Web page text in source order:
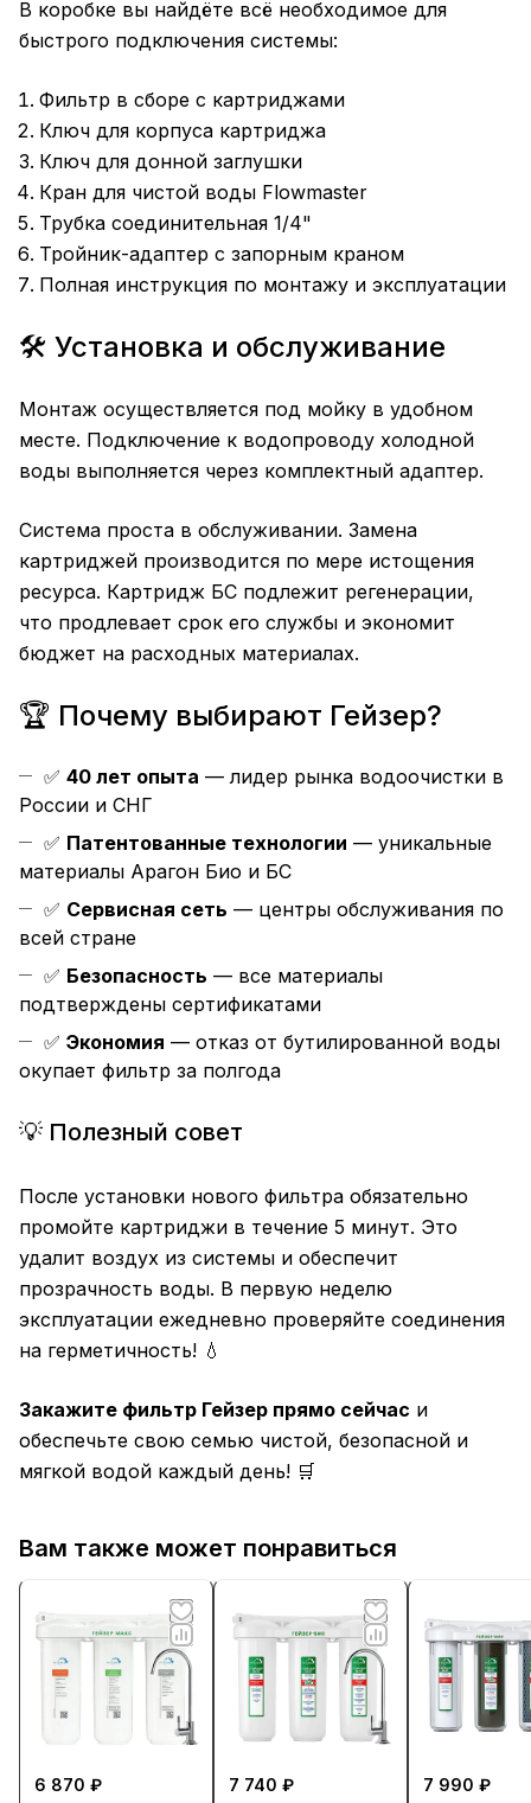
В коробке вы найдёте всё необходимое для
быстрого подключения системы:
Фильтр в сборе с картриджами
Ключ для корпуса картриджа
Ключ для донной заглушки
Кран для чистой воды Flowmaster
Трубка соединительная 1/4"
Тройник-адаптер с запорным краном
Полная инструкция по монтажу и эксплуатации
🛠️ Установка и обслуживание
Монтаж осуществляется под мойку в удобном
месте. Подключение к водопроводу холодной
воды выполняется через комплектный адаптер.
Система проста в обслуживании. Замена
картриджей производится по мере истощения
ресурса. Картридж БС подлежит регенерации,
что продлевает срок его службы и экономит
бюджет на расходных материалах.
🏆 Почему выбирают Гейзер?
✅ 40 лет опыта — лидер рынка водоочистки в
России и СНГ
✅ Патентованные технологии — уникальные
материалы Арагон Био и БС
✅ Сервисная сеть — центры обслуживания по
всей стране
✅ Безопасность — все материалы
подтверждены сертификатами
✅ Экономия — отказ от бутилированной воды
окупает фильтр за полгода
💡 Полезный совет
После установки нового фильтра обязательно
промойте картриджи в течение 5 минут. Это
удалит воздух из системы и обеспечит
прозрачность воды. В первую неделю
эксплуатации ежедневно проверяйте соединения
на герметичность! 💧
Закажите фильтр Гейзер прямо сейчас и
обеспечьте свою семью чистой, безопасной и
мягкой водой каждый день! 🛒
Вам также может понравиться
6 870 ₽
7 740 ₽
7 990 ₽